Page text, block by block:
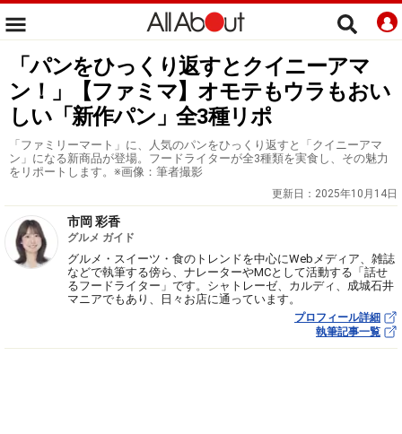
「パンをひっくり返すとクイニーアマ
ン！」【ファミマ】オモテもウラもおい
しい「新作パン」全3種リポ
「ファミリーマート」に、人気のパンをひっくり返すと「クイニーアマ
ン」になる新商品が登場。フードライターが全3種類を実食し、その魅力
をリポートします。※画像：筆者撮影
更新日： 2025年10月14日
市岡 彩香
グルメ ガイド
グルメ・スイーツ・食のトレンドを中心にWebメディア、雑誌
などで執筆する傍ら、ナレーターやMCとして活動する「話せ
るフードライター」です。シャトレーゼ、カルディ、成城石井
マニアでもあり、日々お店に通っています。
プロフィール詳細
執筆記事一覧